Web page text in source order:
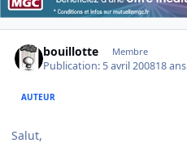
bouillotte Membre
Publication: 5 avril 200818 ans
AUTEUR
Salut,